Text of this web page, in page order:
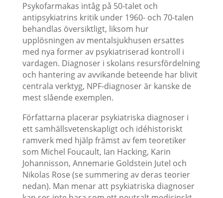
Psykofarmakas intåg på 50-talet och
antipsykiatrins kritik under 1960- och 70-talen
behandlas översiktligt, liksom hur
upplösningen av mentalsjukhusen ersattes
med nya former av psykiatriserad kontroll i
vardagen. Diagnoser i skolans resursfördelning
och hantering av avvikande beteende har blivit
centrala verktyg, NPF-diagnoser är kanske de
mest slående exemplen.
Författarna placerar psykiatriska diagnoser i
ett samhällsvetenskapligt och idéhistoriskt
ramverk med hjälp främst av fem teoretiker
som Michel Foucault, Ian Hacking, Karin
Johannisson, Annemarie Goldstein Jutel och
Nikolas Rose (se summering av deras teorier
nedan). Man menar att psykiatriska diagnoser